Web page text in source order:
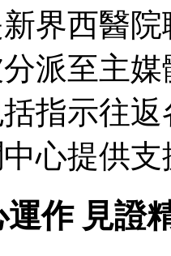
新界西醫
派至主
指示往
心提供支
作 見證